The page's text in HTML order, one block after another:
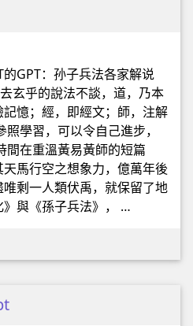
GPT：孙子兵法各家解说
玄乎的說法不談，道，乃本
憶；經，即經文；師，注解
學習，可以令自己進步，
間在重溫黃易黃師的短篇
天馬行空之想象力，億萬年後
剩一人類伏禹，就保留了地
與《孫子兵法》， …